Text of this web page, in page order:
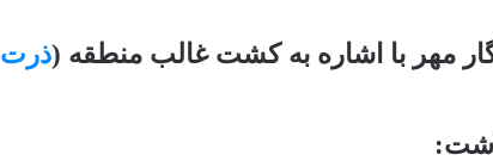
مهر با اشاره به کشت غالب منطقه (ذرت